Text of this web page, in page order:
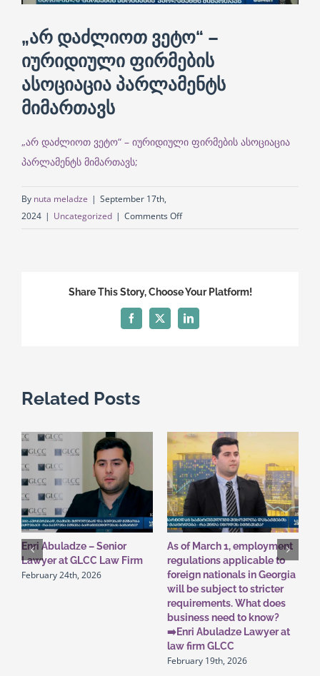
English
„არ დაძლიოთ ვეტო“ –
იურიდიული ფირმების
ასოციაცია პარლამენტს
მიმართავს
„არ დაძლიოთ ვეტო“ – იურიდიული ფირმების ასოციაცია
პარლამენტს მიმართავს;
By nuta meladze | September 17th,
2024 | Uncategorized | Comments Offon
ფირმების
Share This Story, Choose Your Platform!
Facebook
X LinkedIn
Related Posts
Enri Abuladze – Senior
Lawyer at GLCC Law Firm
February 24th, 2026
As of March 1, employment
regulations applicable to
foreign nationals in Georgia
will be subject to stricter
requirements. What does
business need to know?
➡️Enri Abuladze Lawyer at
law firm GLCC
February 19th, 2026